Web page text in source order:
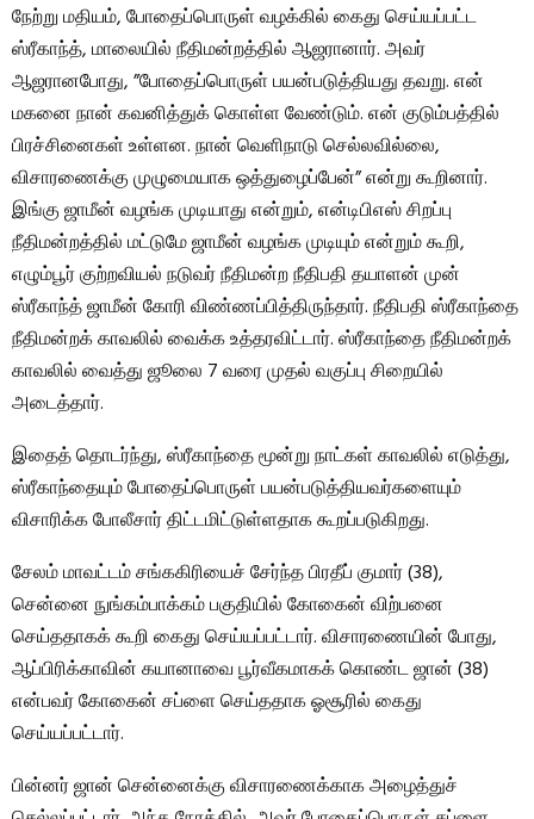
நேற்று மதியம், போதைப்பொருள் வழக்கில் கைது செய்யப்பட்ட
ஸ்ரீகாந்த், மாலையில் நீதிமன்றத்தில் ஆஜரானார். அவர்
ஆஜரானபோது, ​​”போதைப்பொருள் பயன்படுத்தியது தவறு. என்
மகனை நான் கவனித்துக் கொள்ள வேண்டும். என் குடும்பத்தில்
பிரச்சினைகள் உள்ளன. நான் வெளிநாடு செல்லவில்லை,
விசாரணைக்கு முழுமையாக ஒத்துழைப்பேன்” என்று கூறினார்.
இங்கு ஜாமீன் வழங்க முடியாது என்றும், என்டிபிஎஸ் சிறப்பு
நீதிமன்றத்தில் மட்டுமே ஜாமீன் வழங்க முடியும் என்றும் கூறி,
எழும்பூர் குற்றவியல் நடுவர் நீதிமன்ற நீதிபதி தயாளன் முன்
ஸ்ரீகாந்த் ஜாமீன் கோரி விண்ணப்பித்திருந்தார். நீதிபதி ஸ்ரீகாந்தை
நீதிமன்றக் காவலில் வைக்க உத்தரவிட்டார். ஸ்ரீகாந்தை நீதிமன்றக்
காவலில் வைத்து ஜூலை 7 வரை முதல் வகுப்பு சிறையில்
அடைத்தார்.
இதைத் தொடர்ந்து, ஸ்ரீகாந்தை மூன்று நாட்கள் காவலில் எடுத்து,
ஸ்ரீகாந்தையும் போதைப்பொருள் பயன்படுத்தியவர்களையும்
விசாரிக்க போலீசார் திட்டமிட்டுள்ளதாக கூறப்படுகிறது.
சேலம் மாவட்டம் சங்ககிரியைச் சேர்ந்த பிரதீப் குமார் (38),
சென்னை நுங்கம்பாக்கம் பகுதியில் கோகைன் விற்பனை
செய்ததாகக் கூறி கைது செய்யப்பட்டார். விசாரணையின் போது, ​​
ஆப்பிரிக்காவின் கயானாவை பூர்வீகமாகக் கொண்ட ஜான் (38)
என்பவர் கோகைன் சப்ளை செய்ததாக ஓசூரில் கைது
செய்யப்பட்டார்.
பின்னர் ஜான் சென்னைக்கு விசாரணைக்காக அழைத்துச்